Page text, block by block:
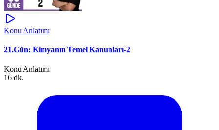
Konu Anlatımı
21.Gün: Kimyanın Temel Kanunları-2
Konu Anlatımı
16 dk.